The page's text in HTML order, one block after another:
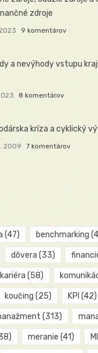
zdroje
9 komentárov
a nevýhody vstupu
8 komentárov
kríza a cyklický
2009 7 komentárov
(47) benchmarking
dôvera (33)
kariéra (58)
koučing (25) KPI (42)
(313)
meranie (41)